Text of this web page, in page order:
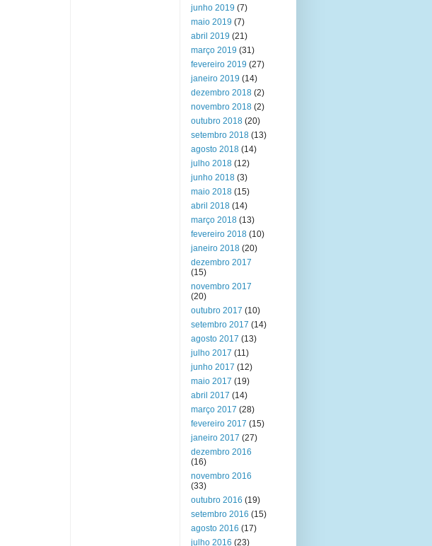
junho 2019 (7)
maio 2019 (7)
abril 2019 (21)
março 2019 (31)
fevereiro 2019 (27)
janeiro 2019 (14)
dezembro 2018 (2)
novembro 2018 (2)
outubro 2018 (20)
setembro 2018 (13)
agosto 2018 (14)
julho 2018 (12)
junho 2018 (3)
maio 2018 (15)
abril 2018 (14)
março 2018 (13)
fevereiro 2018 (10)
janeiro 2018 (20)
dezembro 2017
(15)
novembro 2017
(20)
outubro 2017 (10)
setembro 2017 (14)
agosto 2017 (13)
julho 2017 (11)
junho 2017 (12)
maio 2017 (19)
abril 2017 (14)
março 2017 (28)
fevereiro 2017 (15)
janeiro 2017 (27)
dezembro 2016
(16)
novembro 2016
(33)
outubro 2016 (19)
setembro 2016 (15)
agosto 2016 (17)
julho 2016 (23)